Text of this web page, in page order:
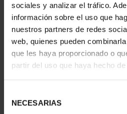
sociales y analizar el tráfico.
información sobre el uso que
nuestros partners de redes
web, quienes pueden
que les haya proporcionado o
partir del uso que haya hecho
NECESARIAS
949,00 €
Sólo para usuarios
registrados